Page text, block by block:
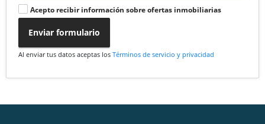
Acepto recibir información sobre ofertas inmobiliarias
Enviar formulario
Al enviar tus datos aceptas los Términos de servicio y privacidad